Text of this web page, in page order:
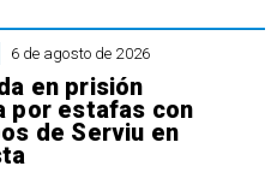
6 de agosto de 2026
en prisión
por estafas con
de Serviu en